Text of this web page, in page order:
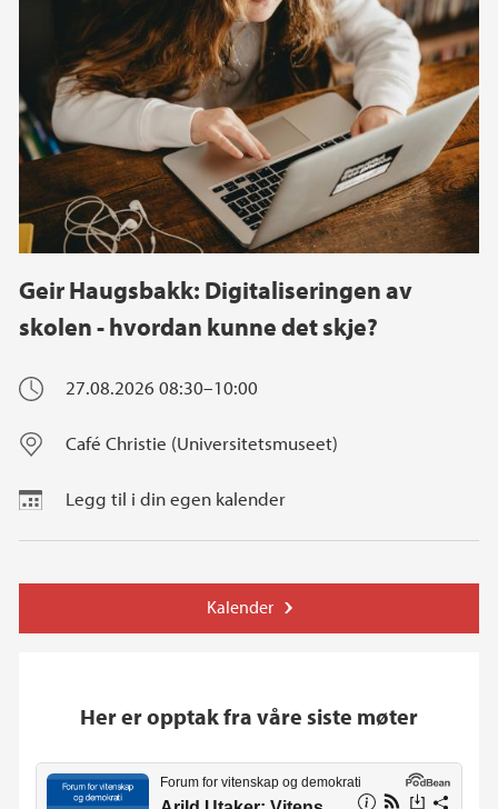
Geir Haugsbakk: Digitaliseringen av
skolen - hvordan kunne det skje?
Café Christie (Universitetsmuseet)
27.08.2026 08:30–10:00
Legg til i din egen kalender
Kalender
Her er opptak fra våre siste møter